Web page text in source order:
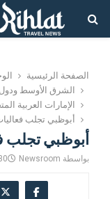
الصفحة الرئيسية
الشرق الأوسط
الإمارات العربية
أبوظبي تجلب
أبوظبي تجلب
بواسطة Newsroom
30